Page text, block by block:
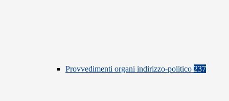
Provvedimenti organi indirizzo-politico 237